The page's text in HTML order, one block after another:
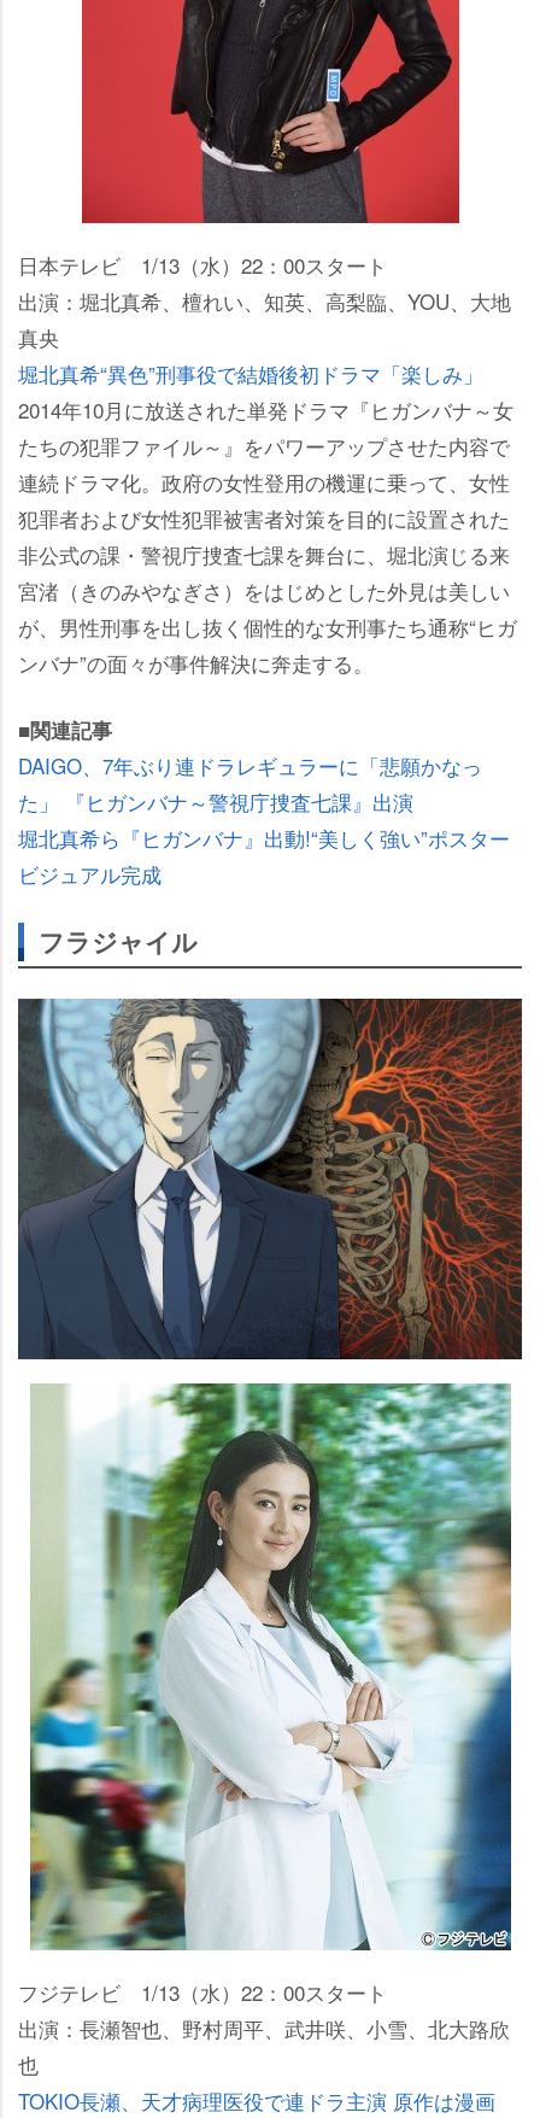
日本テレビ 1/13（水）22：00スタート
出演：堀北真希、檀れい、知英、高梨臨、YOU、大地
真央
堀北真希“異色”刑事役で結婚後初ドラマ「楽しみ」
2014年10月に放送された単発ドラマ『ヒガンバナ～女
たちの犯罪ファイル～』をパワーアップさせた内容で
連続ドラマ化。政府の女性登用の機運に乗って、女性
犯罪者および女性犯罪被害者対策を目的に設置された
非公式の課・警視庁捜査七課を舞台に、堀北演じる来
宮渚（きのみやなぎさ）をはじめとした外見は美しい
が、男性刑事を出し抜く個性的な女刑事たち通称“ヒガ
ンバナ”の面々が事件解決に奔走する。
■関連記事
DAIGO、7年ぶり連ドラレギュラーに「悲願かなっ
た」 『ヒガンバナ～警視庁捜査七課』出演
堀北真希ら『ヒガンバナ』出動!“美しく強い”ポスター
ビジュアル完成
フラジャイル
フジテレビ 1/13（水）22：00スタート
出演：長瀬智也、野村周平、武井咲、小雪、北大路欣
也
TOKIO長瀬、天才病理医役で連ドラ主演 原作は漫画